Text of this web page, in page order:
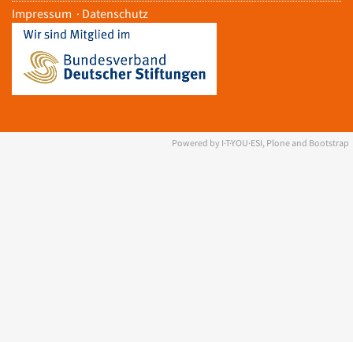
Impressum · Datenschutz
Powered by I·T·YOU·ESI, Plone and Bootstrap